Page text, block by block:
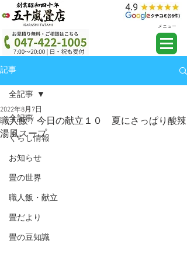
メニュー
記事
全記事
くらし情報
お知らせ
畳の世界
職人飯・献立
畳だより
畳の豆知識
全記事
職人飯 / 今日の献立１０ 夏にさっぱり酸辣
湯風スープ
2022年8月7日